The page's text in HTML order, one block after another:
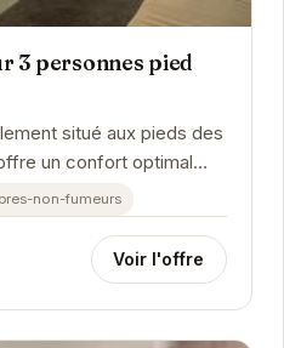
3 personnes pied
situé aux pieds des
un confort optimal
fonctionnel
non-fumeurs
Voir l'offre